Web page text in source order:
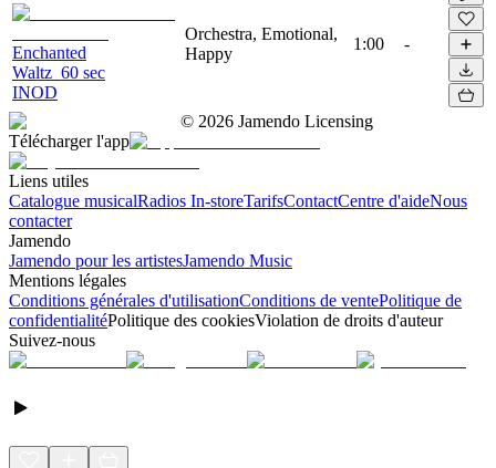
Enchanted
Waltz_60 sec
INOD
Orchestra, Emotional,
Happy
1:00 -
© 2026 Jamendo Licensing
Télécharger l'app
Liens utiles
Catalogue musicalRadios In-storeTarifsContactCentre d'aideNous
contacter
Jamendo
Jamendo pour les artistesJamendo Music
Mentions légales
Conditions générales d'utilisationConditions de ventePolitique de
confidentialitéPolitique des cookiesViolation de droits d'auteur
Suivez-nous